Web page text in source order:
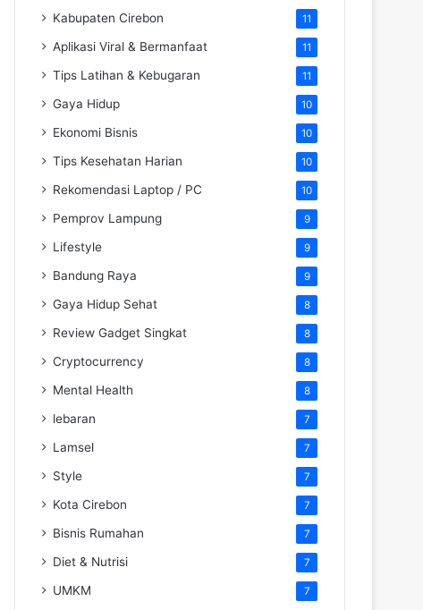
Kabupaten Cirebon 11
Aplikasi Viral & Bermanfaat 11
Tips Latihan & Kebugaran 11
Gaya Hidup 10
Ekonomi Bisnis 10
Tips Kesehatan Harian 10
Rekomendasi Laptop / PC 10
Pemprov Lampung 9
Lifestyle 9
Bandung Raya 9
Gaya Hidup Sehat 8
Review Gadget Singkat 8
Cryptocurrency 8
Mental Health 8
lebaran 7
Lamsel 7
Style 7
Kota Cirebon 7
Bisnis Rumahan 7
Diet & Nutrisi 7
UMKM 7